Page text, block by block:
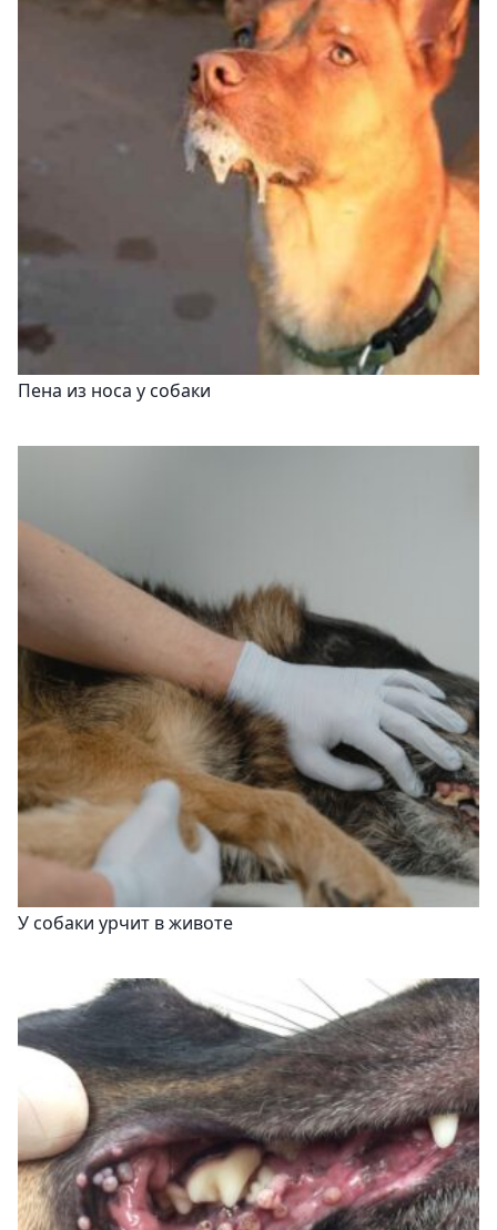
Пена из носа у собаки
У собаки урчит в животе